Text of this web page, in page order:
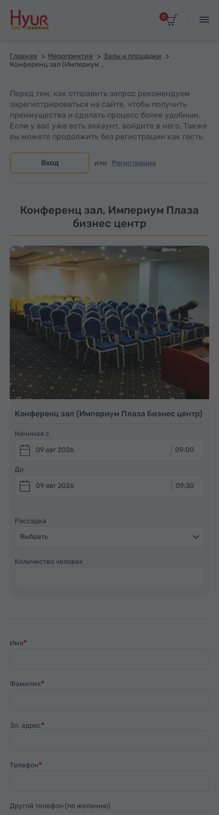
0
Главная Мероприятия
Залы и площадки
Конференц зал (Империум Плаза бизнес центр)
Перед тем, как отправить запрос рекомендуем
зарегистрироваться на сайте, чтобы получить
преимущества и сделать процесс более удобным.
Если у вас уже есть аккаунт, войдите в него. Также
вы можете продолжить без регистрации как гость.
Вход или Регистрация
Конференц зал, Империум Плаза
бизнес центр
Конференц зал (Империум Плаза бизнес центр)
Начиная с
09 авг 2026
09:00
До
09 авг 2026
09:30
Рассадка
Выбрать
Количество человек
Имя
Фамилия
Эл. адрес
Телефон
Другой телефон (по желанию)